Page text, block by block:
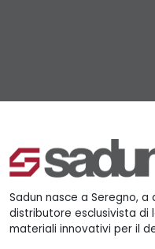
Sadun nasce a Seregno, a
distributore esclusivista di
materiali innovativi per il